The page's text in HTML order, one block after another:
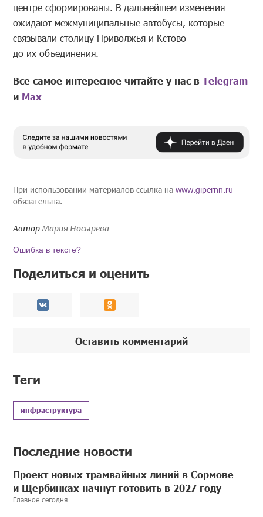
центре сформированы. В дальнейшем изменения
ожидают межмуниципальные автобусы, которые
связывали столицу Приволжья и Кстово
до их объединения.
Все самое интересное читайте у нас вTelegram
и Mах
При использовании материалов ссылка наwww.gipernn.ru
обязательна.
АвторМария Носырева
Ошибка в тексте?
Поделиться и оценить
Оставить комментарий
Теги
инфраструктура
Последние новости
Проект новых трамвайных линий в Сормове
и Щербинках начнут готовить в 2027 году
Главное сегодня